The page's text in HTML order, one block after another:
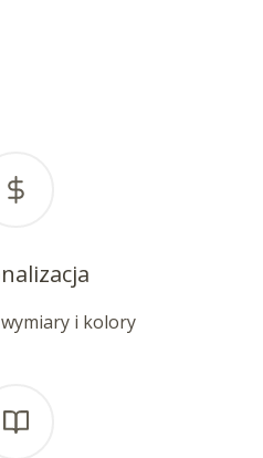
i kolory